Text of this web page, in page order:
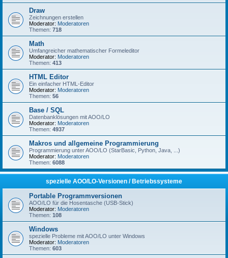
Draw
Zeichnungen erstellen
Moderator: Moderatoren
Themen: 718
Math
Umfangreicher mathematischer Formeleditor
Moderator: Moderatoren
Themen: 413
HTML Editor
Ein einfacher HTML-Editor
Moderator: Moderatoren
Themen: 56
Base / SQL
Datenbanklösungen mit AOO/LO
Moderator: Moderatoren
Themen: 4937
Makros und allgemeine Programmierung
Programmierung unter AOO/LO (StarBasic, Python, Java, ...)
Moderator: Moderatoren
Themen: 6088
spezielle AOO/LO-Versionen / Betriebssysteme
Portable Programmversionen
AOO/LO für die Hosentasche (USB-Stick)
Moderator: Moderatoren
Themen: 108
Windows
spezielle Probleme mit AOO/LO unter Windows
Moderator: Moderatoren
Themen: 603